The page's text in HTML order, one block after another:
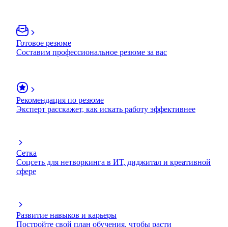
Готовое резюме
Составим профессиональное резюме за вас
Рекомендация по резюме
Эксперт расскажет, как искать работу эффективнее
Сетка
Соцсеть для нетворкинга в ИТ, диджитал и креативной
сфере
Развитие навыков и карьеры
Постройте свой план обучения, чтобы расти